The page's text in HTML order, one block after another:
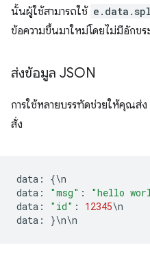
นั้นผู้ใช้สามารถใช้
ข้อความขึ้นมาใหม่โดยไม่มีอักขร
ส่งข้อมูล JSON
การใช้หลายบรรทัดช่วยให้คุณส่
สั่ง
data : {\n
data : "msg" : "hello
data : "id" : 12345\n
data : }\n\n